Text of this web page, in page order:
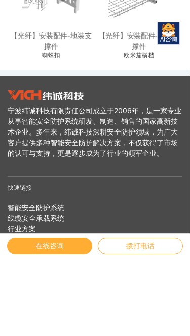
【光纤】安装配件-地装支
撑件
蜘蛛扣
【光纤】安装配件-地装支
撑件
欧米茄横档
宁波纬诚科技有限责任公司成立于2006年，是一家专业
从事智能安全防护系统研发、制造、销售的国家高新技
术企业。多年来，纬诚科技深耕安全防护领域，为广大
客户提供多种智能安全防护解决方案，不仅获得了市场
的认可与支持，更是逐步成为了行业的领军企业。
快速链接
智能安全防护系统
线缆安全承载系统
行业方案
服务支持
安全专家在线咨询 拨打电话